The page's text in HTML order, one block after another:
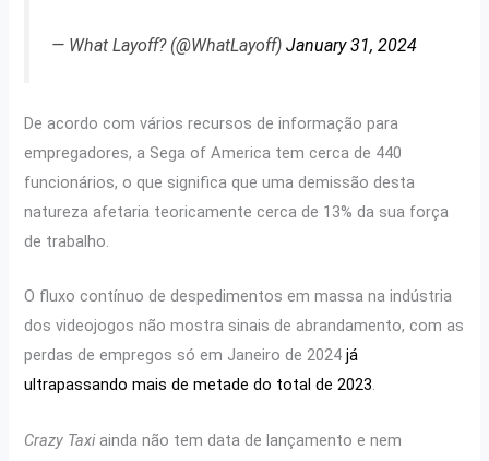
— What Layoff? (@WhatLayoff)January 31, 2024
De acordo com vários recursos de informação para
empregadores, a Sega of America tem cerca de 440
funcionários, o que significa que uma demissão desta
natureza afetaria teoricamente cerca de 13% da sua força
de trabalho.
O fluxo contínuo de despedimentos em massa na indústria
dos videojogos não mostra sinais de abrandamento, com as
perdas de empregos só em Janeiro de 2024já
ultrapassando mais de metade do total de 2023.
Crazy Taxiainda não tem data de lançamento e nem